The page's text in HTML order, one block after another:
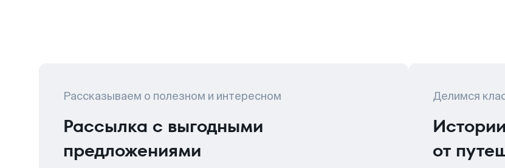
Рассказываем о полезном и интересном
Рассылка с выгодными
предложениями
Делимся
от